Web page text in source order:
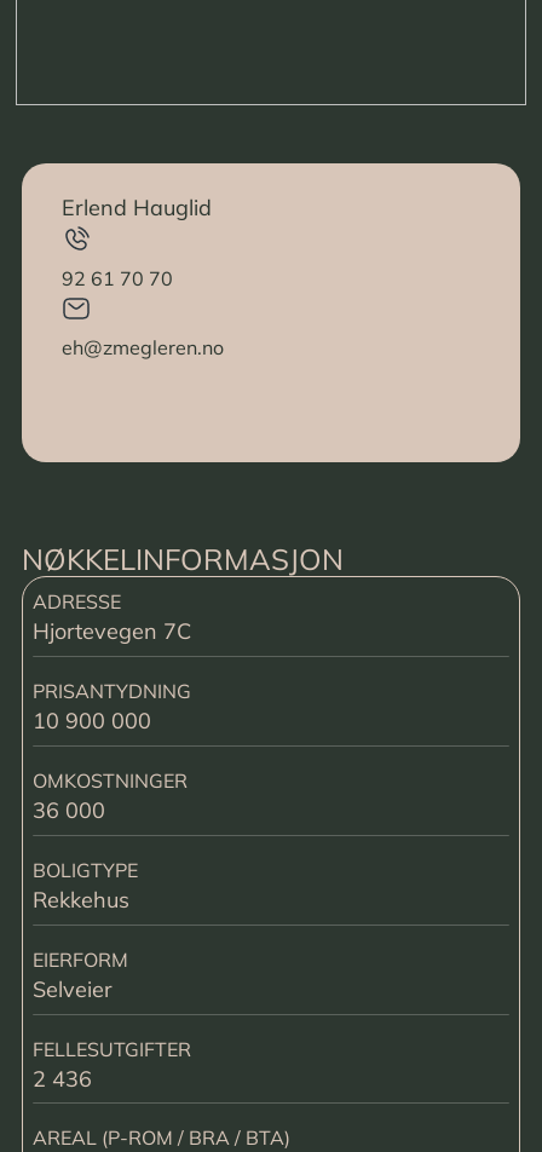
Erlend Hauglid
92 61 70 70
eh@zmegleren.no
NØKKELINFORMASJON
ADRESSE
Hjortevegen 7C
PRISANTYDNING
10 900 000
OMKOSTNINGER
36 000
BOLIGTYPE
Rekkehus
EIERFORM
Selveier
FELLESUTGIFTER
2 436
AREAL (P-ROM / BRA / BTA)